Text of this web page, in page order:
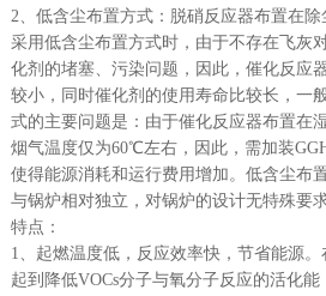
2、低含尘布置方式：脱硝反应器布置在除
采用低含尘布置方式时，由于不存在飞灰
化剂的堵塞、污染问题，因此，催化反应
较小，同时催化剂的使用寿命比较长，一
式的主要问题是：由于催化反应器布置在
烟气温度仅为60℃左右，因此，需加装
使得能源消耗和运行费用增加。低含尘布
与锅炉相对独立，对锅炉的设计无特殊要求
特点：
1、起燃温度低，反应效率快，节省能源
起到降低VOCs分子与氧分子反应的活化能